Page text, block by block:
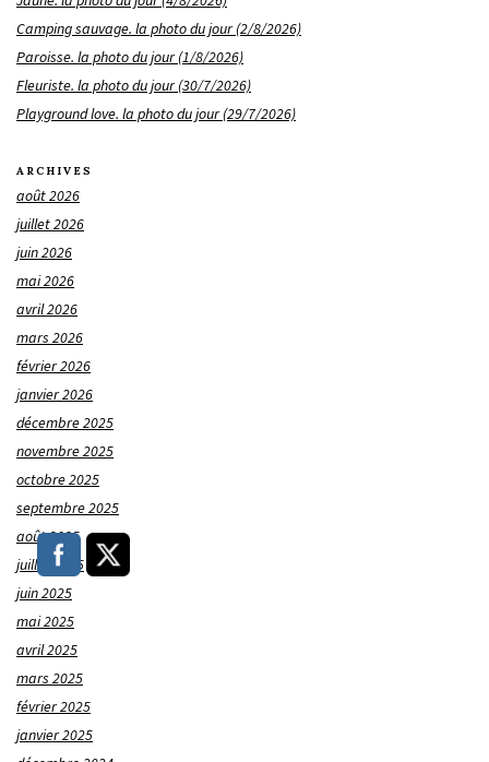
Camping sauvage. la photo du jour (2/8/2026)
Paroisse. la photo du jour (1/8/2026)
Fleuriste. la photo du jour (30/7/2026)
Playground love. la photo du jour (29/7/2026)
ARCHIVES
août 2026
juillet 2026
juin 2026
mai 2026
avril 2026
mars 2026
février 2026
janvier 2026
décembre 2025
novembre 2025
octobre 2025
septembre 2025
août 2025
juillet 2025
juin 2025
mai 2025
avril 2025
mars 2025
février 2025
janvier 2025